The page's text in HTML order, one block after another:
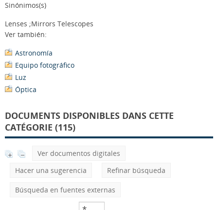
Sinónimos(s)
Lenses ;Mirrors Telescopes
Ver también:
Astronomía
Equipo fotográfico
Luz
Óptica
DOCUMENTS DISPONIBLES DANS CETTE
CATÉGORIE (115)
Ver documentos digitales
Hacer una sugerencia
Refinar búsqueda
Búsqueda en fuentes externas